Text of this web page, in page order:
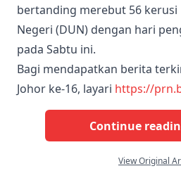
bertanding merebut 56 kerusi
Negeri (DUN) dengan hari
pada Sabtu ini.
Bagi mendapatkan berita
Johor ke-16, layari https://
Continue
View Original